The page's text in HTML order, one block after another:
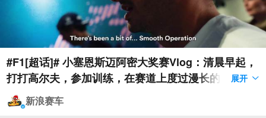
#F1[超话]# 小塞恩斯迈阿密大奖赛Vlog：清晨早起，
打打高尔夫，参加训练，在赛道上度过漫长的一天，
以及期间的各种活动。这就是小辣椒在迈阿密比赛周
的真实写照，无论场上场下。#2026f1迈阿密大奖赛#
展开
新浪赛车